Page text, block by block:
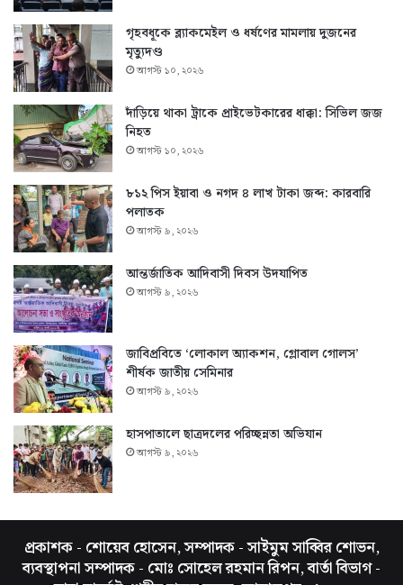
গৃহবধূকে ব্ল্যাকমেইল ও ধর্ষণের মামলায় দুজনের
মৃত্যুদণ্ড
আগস্ট ১০, ২০২৬
দাঁড়িয়ে থাকা ট্রাকে প্রাইভেটকারের ধাক্কা: সিভিল জজ
নিহত
আগস্ট ১০, ২০২৬
৮১২ পিস ইয়াবা ও নগদ ৪ লাখ টাকা জব্দ: কারবারি
পলাতক
আগস্ট ৯, ২০২৬
আন্তর্জাতিক আদিবাসী দিবস উদযাপিত
আগস্ট ৯, ২০২৬
জাবিপ্রবিতে ‘লোকাল অ্যাকশন, গ্লোবাল গোলস’
শীর্ষক জাতীয় সেমিনার
আগস্ট ৯, ২০২৬
হাসপাতালে ছাত্রদলের পরিচ্ছন্নতা অভিযান
আগস্ট ৯, ২০২৬
প্রকাশক - শোয়েব হোসেন, সম্পাদক - সাইমুম সাব্বির শোভন,
ব্যবস্থাপনা সম্পাদক - মোঃ সোহেল রহমান রিপন, বার্তা বিভাগ -